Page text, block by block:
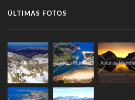
ÚLTIMAS FOTOS